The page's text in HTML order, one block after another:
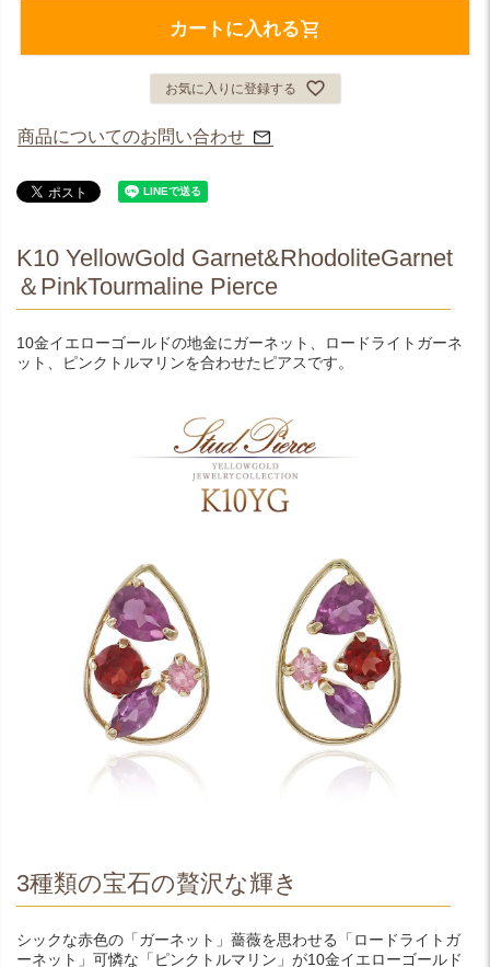
カートに入れる
お気に入りに登録する
商品についてのお問い合わせ
K10 YellowGold Garnet&RhodoliteGarnet
＆PinkTourmaline Pierce
10金イエローゴールドの地金にガーネット、ロードライトガーネ
ット、ピンクトルマリンを合わせたピアスです。
3種類の宝石の贅沢な輝き
シックな赤色の「ガーネット」薔薇を思わせる「ロードライトガ
ーネット」可憐な「ピンクトルマリン」が10金イエローゴールド